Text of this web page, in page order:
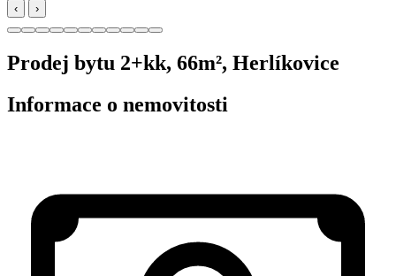
‹
›
Prodej bytu 2+kk, 66m², Herlíkovice
Informace o nemovitosti